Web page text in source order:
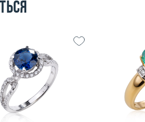
золото 585 пробы
Подробнее
Материал